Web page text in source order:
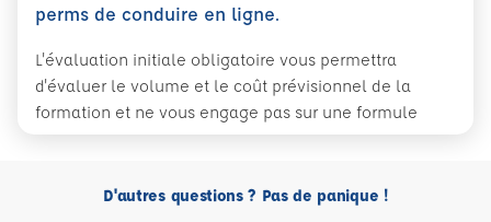
perms de conduire en ligne.
L'évaluation initiale obligatoire vous permettra
d'évaluer le volume et le coût prévisionnel de la
formation et ne vous engage pas sur une formule
D'autres questions ? Pas de panique !